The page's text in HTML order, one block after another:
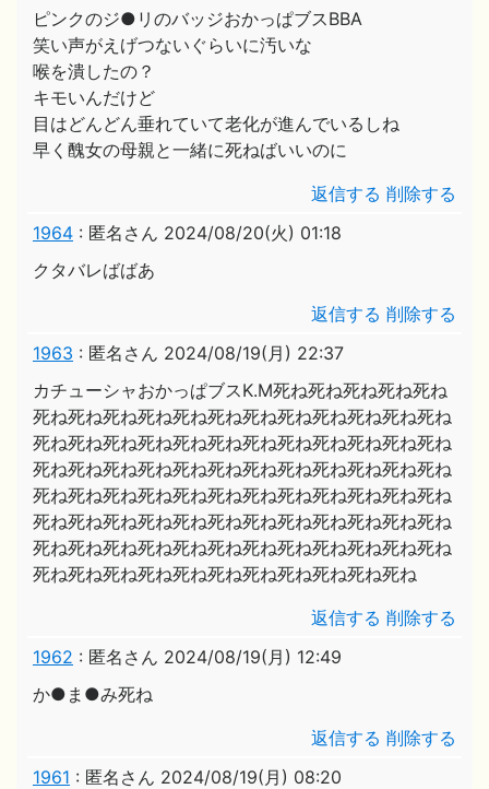
ピンクのジ●リのバッジおかっぱブスBBA
笑い声がえげつないぐらいに汚いな
喉を潰したの？
キモいんだけど
目はどんどん垂れていて老化が進んでいるしね
早く醜女の母親と一緒に死ねばいいのに
返信する 削除する
1964 : 匿名さん 2024/08/20(火) 01:18
クタバレばばあ
返信する 削除する
1963 : 匿名さん 2024/08/19(月) 22:37
カチューシャおかっぱブスK.M死ね死ね死ね死ね死ね
死ね死ね死ね死ね死ね死ね死ね死ね死ね死ね死ね死ね
死ね死ね死ね死ね死ね死ね死ね死ね死ね死ね死ね死ね
死ね死ね死ね死ね死ね死ね死ね死ね死ね死ね死ね死ね
死ね死ね死ね死ね死ね死ね死ね死ね死ね死ね死ね死ね
死ね死ね死ね死ね死ね死ね死ね死ね死ね死ね死ね死ね
死ね死ね死ね死ね死ね死ね死ね死ね死ね死ね死ね死ね
死ね死ね死ね死ね死ね死ね死ね死ね死ね死ね死ね
返信する 削除する
1962 : 匿名さん 2024/08/19(月) 12:49
か●ま●み死ね
返信する 削除する
1961 : 匿名さん 2024/08/19(月) 08:20